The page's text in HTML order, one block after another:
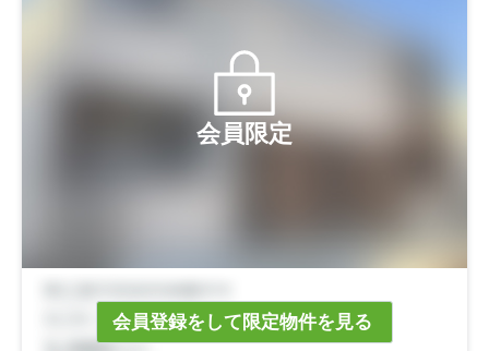
会員限定
会員登録をして限定物件を見る